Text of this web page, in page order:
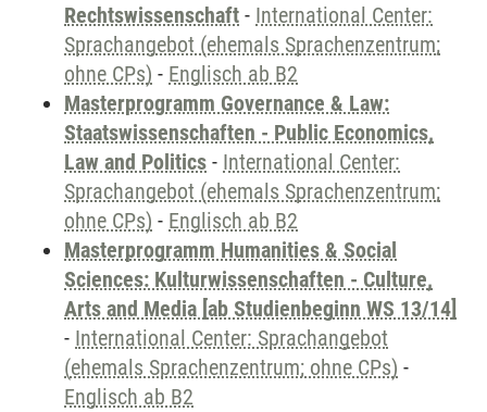
Rechtswissenschaft - International Center:
Sprachangebot (ehemals Sprachenzentrum;
ohne CPs) - Englisch ab B2
Masterprogramm Governance & Law:
Staatswissenschaften - Public Economics,
Law and Politics - International Center:
Sprachangebot (ehemals Sprachenzentrum;
ohne CPs) - Englisch ab B2
Masterprogramm Humanities & Social
Sciences: Kulturwissenschaften - Culture,
Arts and Media [ab Studienbeginn WS 13/14]
- International Center: Sprachangebot
(ehemals Sprachenzentrum; ohne CPs) -
Englisch ab B2